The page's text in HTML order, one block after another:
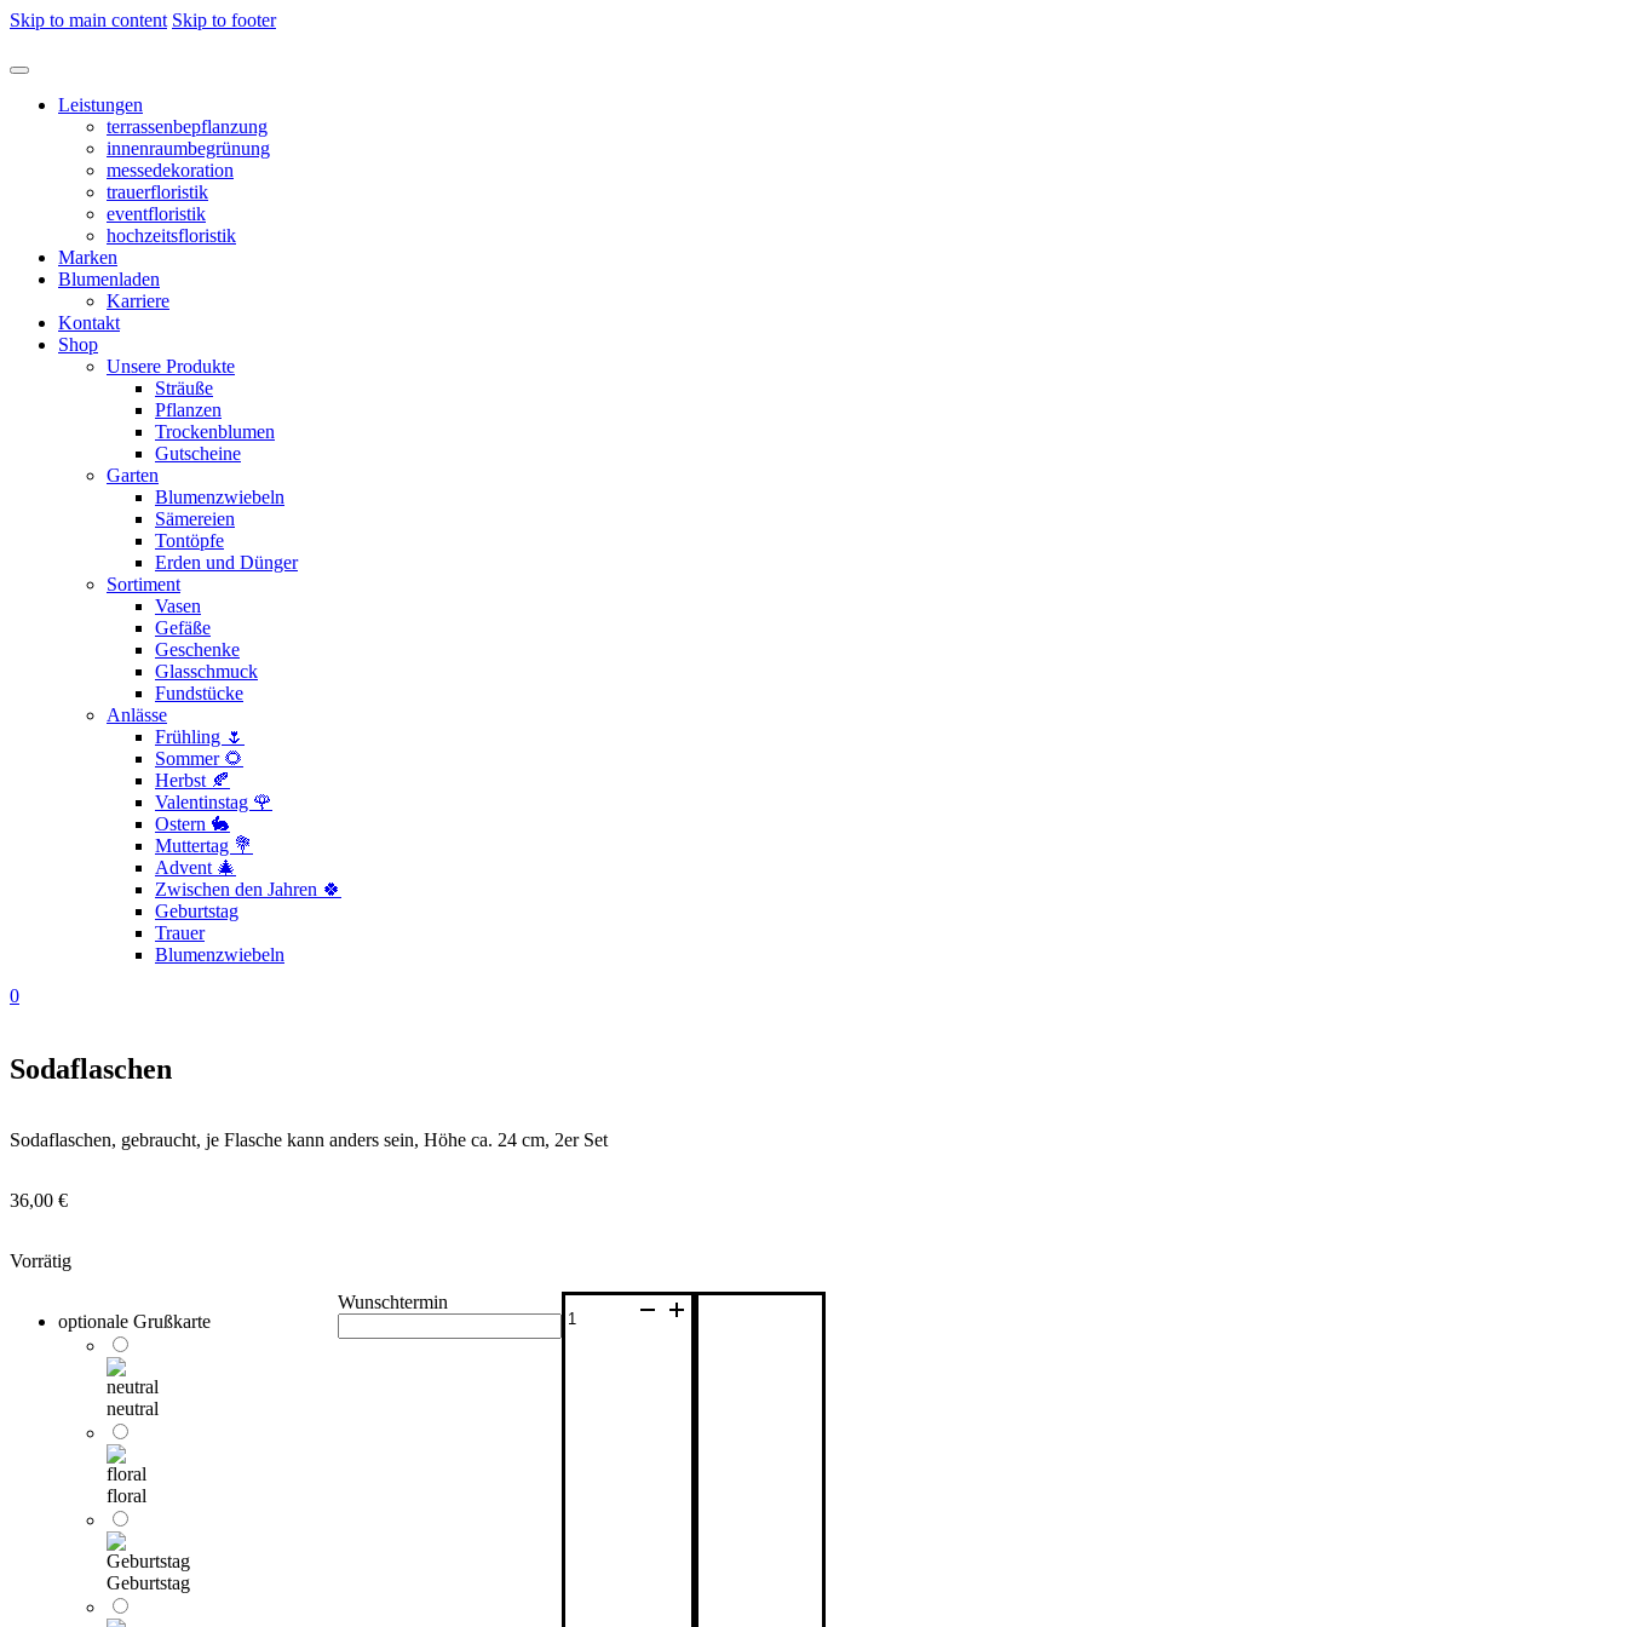
Skip to main content Skip to footer
Leistungen
terrassenbepflanzung
innenraumbegrünung
messedekoration
trauerfloristik
eventfloristik
hochzeitsfloristik
Marken
Blumenladen
Karriere
Kontakt
Shop
Unsere Produkte
Sträuße
Pflanzen
Trockenblumen
Gutscheine
Garten
Blumenzwiebeln
Sämereien
Tontöpfe
Erden und Dünger
Sortiment
Vasen
Gefäße
Geschenke
Glasschmuck
Fundstücke
Anlässe
Frühling 🌷
Sommer 🌻
Herbst 🍂
Valentinstag 🌹
Ostern 🐇
Muttertag 💐
Advent 🎄
Zwischen den Jahren 🍀
Geburtstag
Trauer
Blumenzwiebeln
0
Sodaflaschen
Sodaflaschen, gebraucht, je Flasche kann anders sein, Höhe ca. 24 cm, 2er Set
36,00 €
Vorrätig
optionale Grußkarte
neutral
floral
Geburtstag
Wunschtermin
Sodaflaschen
Menge